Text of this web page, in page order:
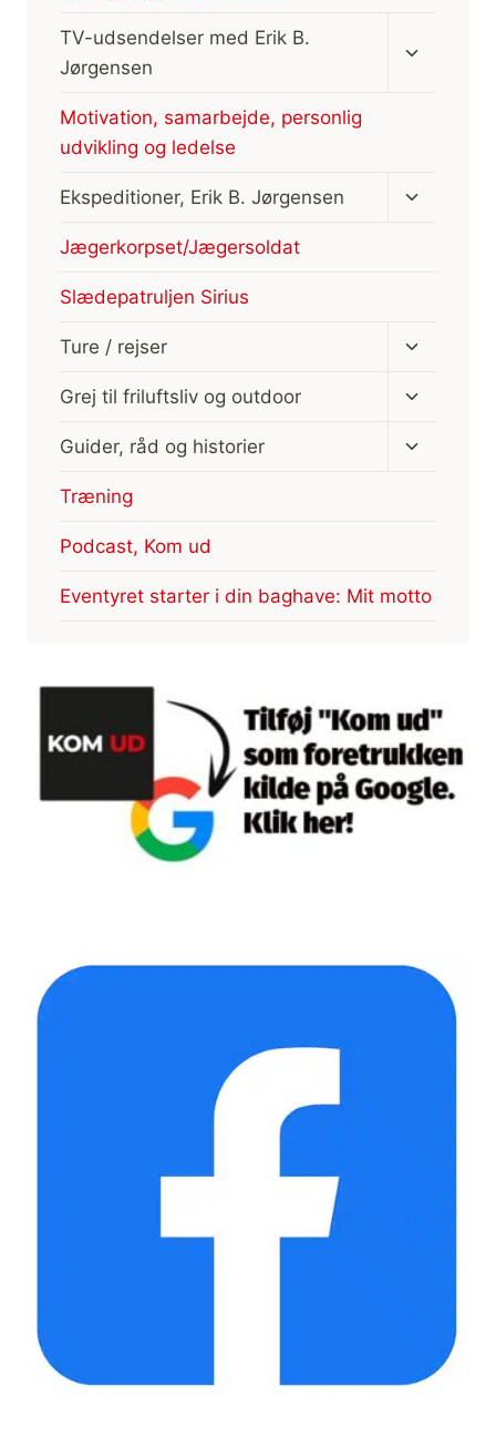
TV-udsendelser med Erik B.
Jørgensen
Motivation, samarbejde, personlig
udvikling og ledelse
Ekspeditioner, Erik B. Jørgensen
Skift
Jægerkorpset/Jægersoldat
Slædepatruljen Sirius
Ture / rejser
Skift
Grej til friluftsliv og outdoor
Skift
Guider, råd og historier
Skift
Træning
Podcast, Kom ud
Eventyret starter i din baghave: Mit motto